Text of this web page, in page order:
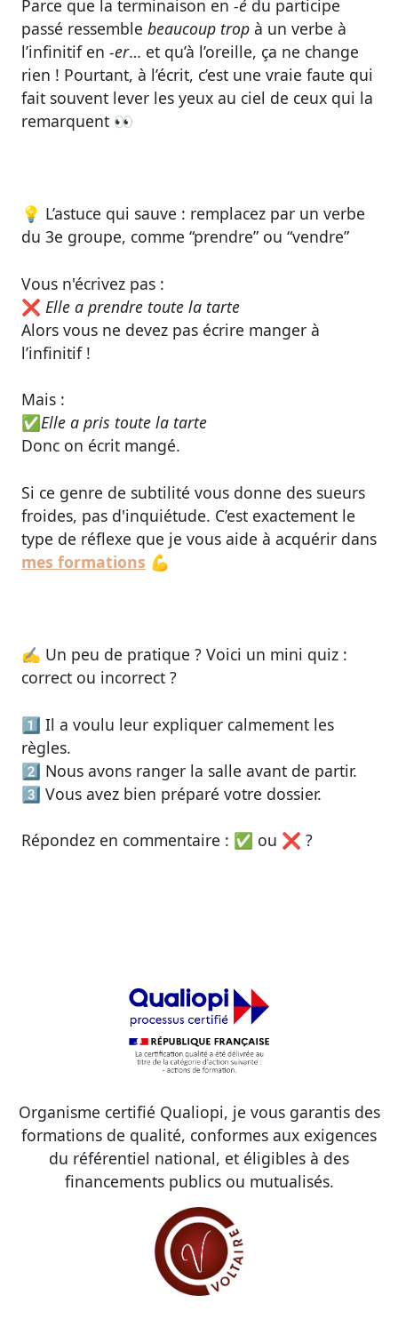
Parce que la terminaison en -é du participe
passé ressemble beaucoup trop à un verbe à
l’infinitif en -er… et qu’à l’oreille, ça ne change
rien ! Pourtant, à l’écrit, c’est une vraie faute qui
fait souvent lever les yeux au ciel de ceux qui la
remarquent 👀
💡 L’astuce qui sauve : remplacez par un verbe
du 3e groupe, comme “prendre” ou “vendre”
Vous n'écrivez pas :
❌ Elle a prendre toute la tarte
Alors vous ne devez pas écrire manger à
l’infinitif !
Mais :
✅Elle a pris toute la tarte
Donc on écrit mangé.
Si ce genre de subtilité vous donne des sueurs
froides, pas d'inquiétude. C’est exactement le
type de réflexe que je vous aide à acquérir dans
mes formations 💪
✍️ Un peu de pratique ? Voici un mini quiz :
correct ou incorrect ?
1️⃣ Il a voulu leur expliquer calmement les
règles.
2️⃣ Nous avons ranger la salle avant de partir.
3️⃣ Vous avez bien préparé votre dossier.
Répondez en commentaire : ✅ ou ❌ ?
Organisme certifié Qualiopi, je vous garantis des
formations de qualité, conformes aux exigences
du référentiel national, et éligibles à des
financements publics ou mutualisés.